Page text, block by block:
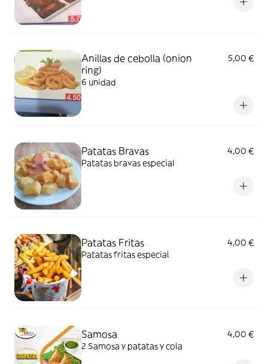
Anillas de cebolla (onion
ring)
5,00 €
6 unidad
Patatas Bravas
4,00 €
Patatas bravas especial
Patatas Fritas
4,00 €
Patatas fritas especial
Samosa
4,00 €
2 Samosa y patatas y cola